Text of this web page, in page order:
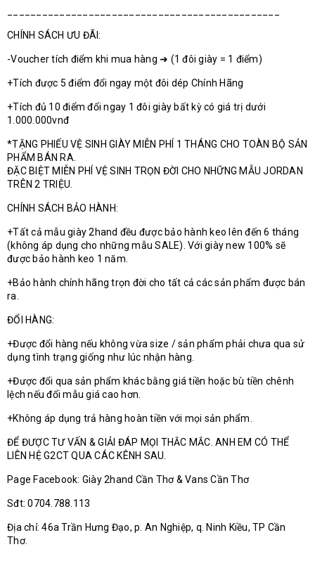
CHÍNH SÁCH ƯU ĐÃI:
-Voucher tích điểm khi mua hàng ➜ (1 đôi giày = 1 điểm)
+Tích được 5 điểm đổi ngay một đôi dép Chính Hãng
+Tích đủ 10 điểm đổi ngay 1 đôi giày bất kỳ có giá trị dưới
1.000.000vnđ
*TẶNG PHIẾU VỆ SINH GIÀY MIỄN PHÍ 1 THÁNG CHO TOÀN BỘ SẢN
PHẨM BÁN RA.
ĐẶC BIỆT MIỄN PHÍ VỆ SINH TRỌN ĐỜI CHO NHỮNG MẪU JORDAN
TRÊN 2 TRIỆU.
CHÍNH SÁCH BẢO HÀNH:
+Tất cả mẫu giày 2hand đều được bảo hành keo lên đến 6 tháng
(không áp dụng cho những mẫu SALE). Với giày new 100% sẽ
được bảo hành keo 1 năm.
+Bảo hành chính hãng trọn đời cho tất cả các sản phẩm được bán
ra.
ĐỔI HÀNG:
+Được đổi hàng nếu không vừa size / sản phẩm phải chưa qua sử
dụng tình trạng giống như lúc nhận hàng.
+Được đổi qua sản phẩm khác bằng giá tiền hoặc bù tiền chênh
lệch nếu đổi mẫu giá cao hơn.
+Không áp dụng trả hàng hoàn tiền với mọi sản phẩm.
ĐỂ ĐƯỢC TƯ VẤN & GIẢI ĐÁP MỌI THẮC MẮC. ANH EM CÓ THỂ
LIÊN HỆ G2CT QUA CÁC KÊNH SAU.
Page Facebook: Giày 2hand Cần Thơ & Vans Cần Thơ
Sđt: 0704.788.113
Địa chỉ: 46a Trần Hưng Đạo, p. An Nghiệp, q. Ninh Kiều, TP Cần
Thơ.